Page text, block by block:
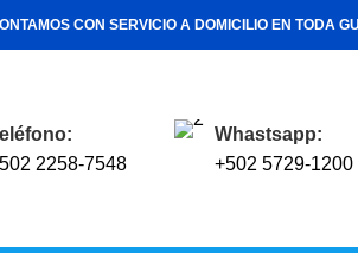
CON SERVICIO A DOMICILIO EN TODA
2258-7548
Whastsapp:
+502 5729-1200